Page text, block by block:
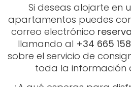
Si deseas alojarte en
apartamentos puedes
correo electrónico
llamando al +34 665 158
sobre el servicio de
toda la información